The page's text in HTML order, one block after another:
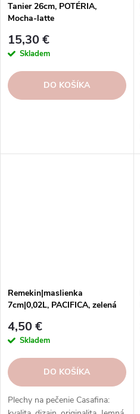
Tanier 26cm, POTÉRIA,
Mocha-latte
15,30 €
Skladem
DO KOŠÍKA
Remekin|maslienka
7cm|0,02L, PACIFICA, zelená
4,50 €
Skladem
DO KOŠÍKA
Plechy na pečenie Casafina: